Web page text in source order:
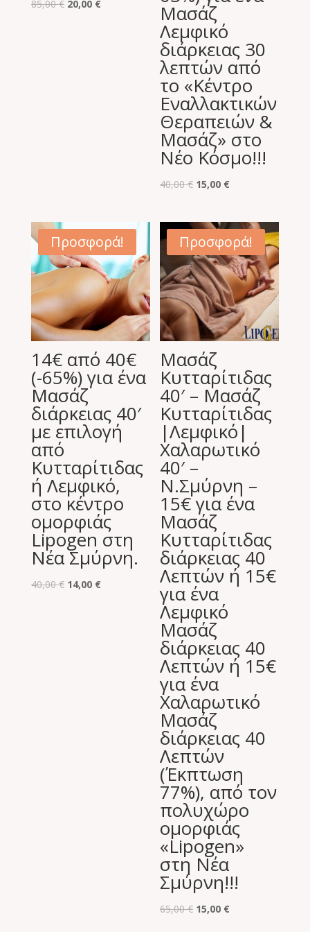
85,00€ Original
20,00 €Η
Μασάζ
Λεμφικό
διάρκειας 30
λεπτών από
το «Κέντρο
Εναλλακτικών
Θεραπειών &
Μασάζ» στο
Νέο Κόσμο!!!
40,00€ Original
was:
40,00 €.
15,00 €
τιμή
είναι:
15,00 €.
Προσφορά!
14€ από 40€
(-65%) για ένα
Μασάζ
διάρκειας 40′
με επιλογή
από
Κυτταρίτιδας
ή Λεμφικό,
στο κέντρο
ομορφιάς
Lipogen στη
Νέα Σμύρνη.
40,00€ Original
14,00 €Η
Προσφορά!
Μασάζ
Κυτταρίτιδας
40′ – Μασάζ
Κυτταρίτιδας
|Λεμφικό|
Χαλαρωτικό
40′ –
Ν.Σμύρνη –
15€ για ένα
Μασάζ
Κυτταρίτιδας
διάρκειας 40
Λεπτών ή 15€
για ένα
Λεμφικό
Μασάζ
διάρκειας 40
Λεπτών ή 15€
για ένα
Χαλαρωτικό
Μασάζ
διάρκειας 40
Λεπτών
(Έκπτωση
77%), από τον
πολυχώρο
ομορφιάς
«Lipogen»
στη Νέα
Σμύρνη!!!
65,00€ Original
15,00 €